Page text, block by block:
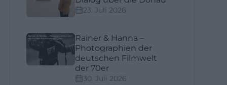
23. Juli 2026
Rainer & Hanna –
Photographien der
deutschen Filmwelt
der 70er
30. Juli 2026